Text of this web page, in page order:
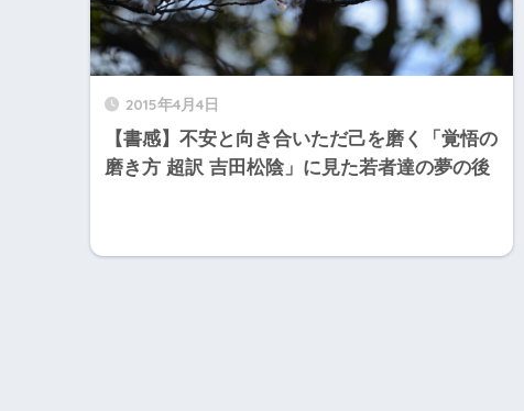
2015年4月4日
【書感】不安と向き合いただ己を磨く「覚悟の
磨き方 超訳 吉田松陰」に見た若者達の夢の後